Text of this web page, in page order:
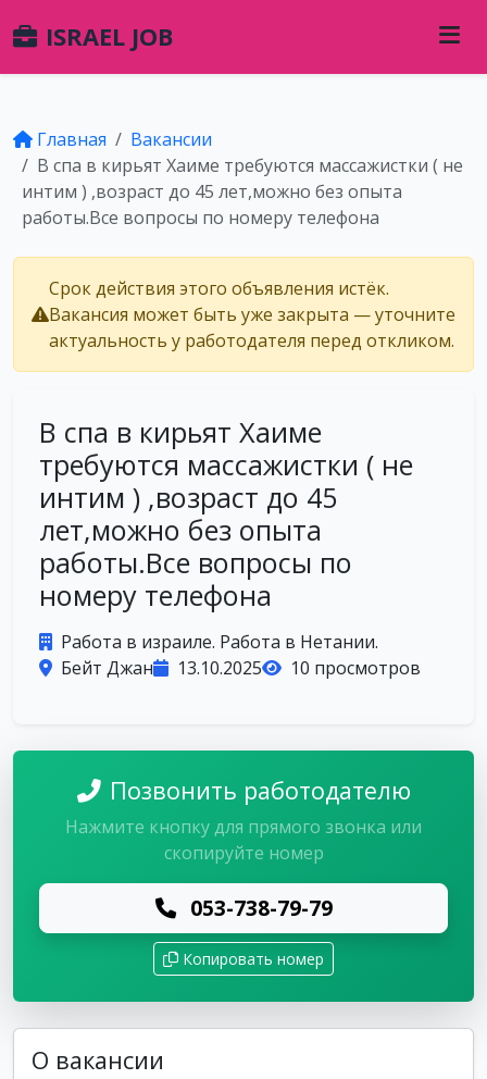
ISRAEL JOB
Главная
Вакансии
В спа в кирьят Хаиме требуются массажистки ( не
интим ) ,возраст до 45 лет,можно без опыта
работы.Все вопросы по номеру телефона
Срок действия этого объявления истёк.
Вакансия может быть уже закрыта — уточните
актуальность у работодателя перед откликом.
В спа в кирьят Хаиме
требуются массажистки ( не
интим ) ,возраст до 45
лет,можно без опыта
работы.Все вопросы по
номеру телефона
Работа в израиле. Работа в Нетании.
Бейт Джан
13.10.2025 10 просмотров
Позвонить работодателю
Нажмите кнопку для прямого звонка или
скопируйте номер
053-738-79-79
Копировать номер
О вакансии